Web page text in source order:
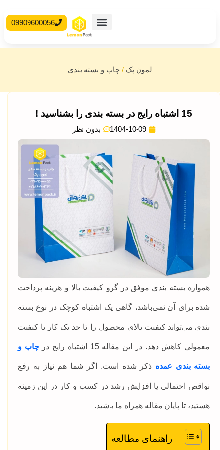
09909600056
لمون پک / چاپ و بسته بندی
15 اشتباه رایج در بسته بندی را بشناسید !
1404-10-09 بدون نظر
همواره بسته بندی موفق در گرو کیفیت بالا و هزینه پرداخت
شده برای آن نمی‌باشد، گاهی یک اشتباه کوچک در نوع بسته
بندی می‌تواند کیفیت بالای محصول را تا حد یک کار با کیفیت
معمولی کاهش دهد. در این مقاله 15 اشتباه رایج در چاپ و
بسته بندی عمده ذکر شده است. اگر شما هم نیاز به رفع
نواقص احتمالی یا افزایش رشد در کسب و کار در این زمینه‌
هستید، تا پایان مقاله همراه ما باشید.
راهنمای مطالعه